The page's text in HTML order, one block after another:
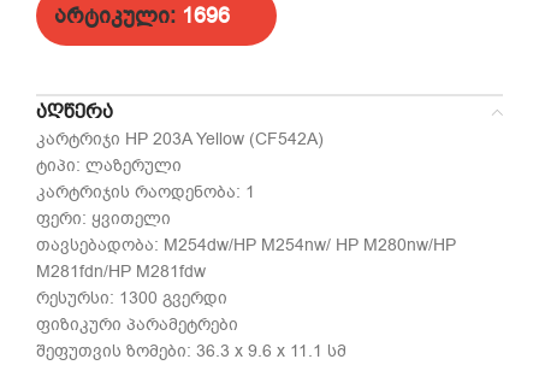
არტიკული: 1696
ᲐᲦᲬᲔᲠᲐ
კარტრიჯი HP 203A Yellow (CF542A)
ტიპი: ლაზერული
კარტრიჯის რაოდენობა: 1
ფერი: ყვითელი
თავსებადობა: M254dw/HP M254nw/ HP M280nw/HP
M281fdn/HP M281fdw
რესურსი: 1300 გვერდი
ფიზიკური პარამეტრები
შეფუთვის ზომები: 36.3 x 9.6 x 11.1 სმ